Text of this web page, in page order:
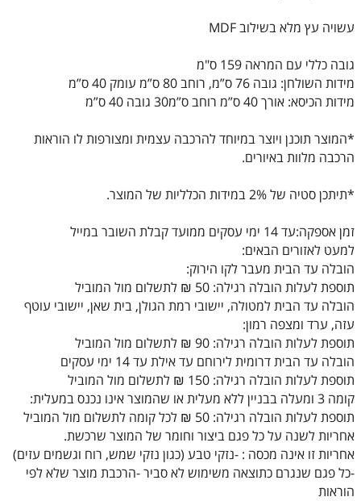
עשויה עץ מלא בשילוב MDF
גובה כללי עם המראה 159 ס"מ
מידות השולחן: גובה 76 ס”מ, רוחב 80 ס”מ עומק 40 ס”מ
מידות הכיסא: אורך 40 ס”מ רוחב ס”מ30 גובה 40 ס”מ
*המוצר תוכנן ויוצר במיוחד להרכבה עצמית ומצורפות לו הוראות
הרכבה מלוות באיורים.
*תיתכן סטיה של 2% במידות הכלליות של המוצר.
זמן אספקה:עד 14 ימי עסקים ממועד קבלת השובר במייל
למעט לאזורים הבאים:
הובלה עד הבית מעבר לקו הירוק:
תוספת לעלות הובלה רגילה: 50 ₪ לתשלום מול המוביל
הובלה עד הבית למטולה, יישובי רמת הגולן, בית שאן, יישובי עוטף
עזה, ערד ומצפה רמון:
תוספת לעלות הובלה רגילה: 90 ₪ לתשלום מול המוביל
הובלה עד הבית דרומית לירוחם עד אילת עד 14 ימי עסקים
תוספת לעלות הובלה רגילה: 150 ₪ לתשלום מול המוביל
קומה 3 ומעלה בבניין ללא מעלית או שהמוצר אינו נכנס במעלית:
תוספת לעלות הובלה רגילה: 50 ₪ לכל קומה לתשלום מול המוביל
אחריות לשנה על כל פגם ביצור וחומר של המוצר שרכשת.
אחריות זו אינה מכסה : -נזקי טבע (כגון נזקי שמש, רוח וגשמים עזים)
-כל פגם שנגרם כתוצאה משימוש לא סביר -הרכבת מוצר שלא לפי
הוראות